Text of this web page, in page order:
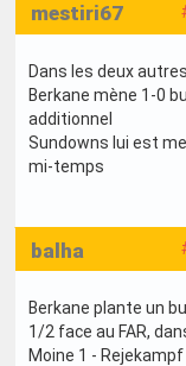
mestiri67
Dans les deux
Berkane mène 1-0
additionnel
Sundowns lui est
mi-temps
balha
Berkane plante un
1/2 face au FAR,
Moine 1 - Rejekampf